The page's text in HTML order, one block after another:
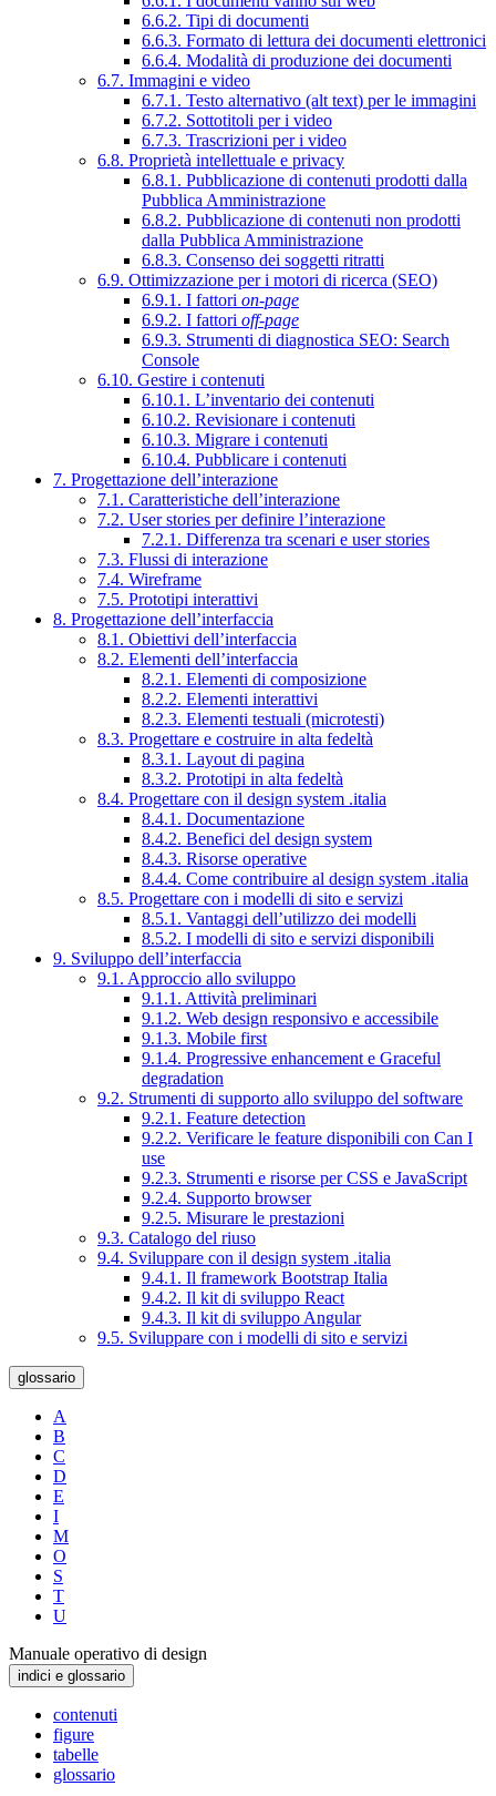
6.6.2. Tipi di documenti
6.6.3. Formato di lettura dei documenti elettronici
6.6.4. Modalità di produzione dei documenti
6.7. Immagini e video
6.7.1. Testo alternativo (alt text) per le immagini
6.7.2. Sottotitoli per i video
6.7.3. Trascrizioni per i video
6.8. Proprietà intellettuale e privacy
6.8.1. Pubblicazione di contenuti prodotti dalla
Pubblica Amministrazione
6.8.2. Pubblicazione di contenuti non prodotti
dalla Pubblica Amministrazione
6.8.3. Consenso dei soggetti ritratti
6.9. Ottimizzazione per i motori di ricerca (SEO)
6.9.1. I fattori on-page
6.9.2. I fattori off-page
6.9.3. Strumenti di diagnostica SEO: Search
Console
6.10. Gestire i contenuti
6.10.1. L’inventario dei contenuti
6.10.2. Revisionare i contenuti
6.10.3. Migrare i contenuti
6.10.4. Pubblicare i contenuti
7. Progettazione dell’interazione
7.1. Caratteristiche dell’interazione
7.2. User stories per definire l’interazione
7.2.1. Differenza tra scenari e user stories
7.3. Flussi di interazione
7.4. Wireframe
7.5. Prototipi interattivi
8. Progettazione dell’interfaccia
8.1. Obiettivi dell’interfaccia
8.2. Elementi dell’interfaccia
8.2.1. Elementi di composizione
8.2.2. Elementi interattivi
8.2.3. Elementi testuali (microtesti)
8.3. Progettare e costruire in alta fedeltà
8.3.1. Layout di pagina
8.3.2. Prototipi in alta fedeltà
8.4. Progettare con il design system .italia
8.4.1. Documentazione
8.4.2. Benefici del design system
8.4.3. Risorse operative
8.4.4. Come contribuire al design system .italia
8.5. Progettare con i modelli di sito e servizi
8.5.1. Vantaggi dell’utilizzo dei modelli
8.5.2. I modelli di sito e servizi disponibili
9. Sviluppo dell’interfaccia
9.1. Approccio allo sviluppo
9.1.1. Attività preliminari
9.1.2. Web design responsivo e accessibile
9.1.3. Mobile first
9.1.4. Progressive enhancement e Graceful
degradation
9.2. Strumenti di supporto allo sviluppo del software
9.2.1. Feature detection
9.2.2. Verificare le feature disponibili con Can I
use
9.2.3. Strumenti e risorse per CSS e JavaScript
9.2.4. Supporto browser
9.2.5. Misurare le prestazioni
9.3. Catalogo del riuso
9.4. Sviluppare con il design system .italia
9.4.1. Il framework Bootstrap Italia
9.4.2. Il kit di sviluppo React
9.4.3. Il kit di sviluppo Angular
9.5. Sviluppare con i modelli di sito e servizi
glossario
A
B
C
D
E
I
M
O
S
T
U
Manuale operativo di design
indici e glossario
contenuti
figure
tabelle
glossario